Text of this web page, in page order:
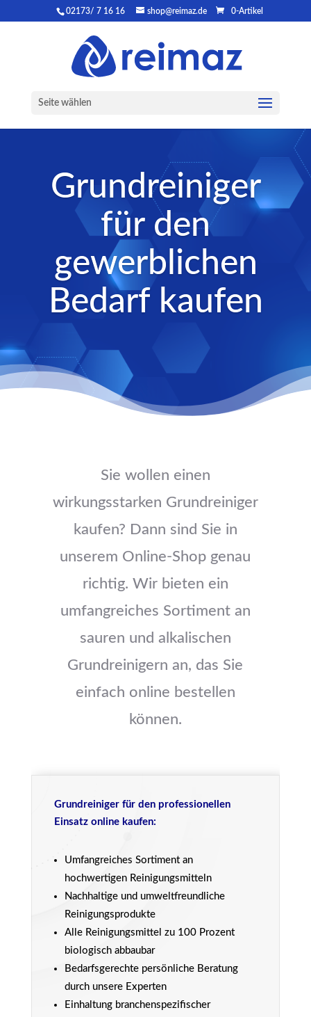
02173/ 7 16 16 shop@reimaz.de 0-Artikel
Seite wählen
Grundreiniger
für den
gewerblichen
Bedarf kaufen
Sie wollen einen
wirkungsstarken Grundreiniger
kaufen? Dann sind Sie in
unserem Online-Shop genau
richtig. Wir bieten ein
umfangreiches Sortiment an
sauren und alkalischen
Grundreinigern an, das Sie
einfach online bestellen
können.
Grundreiniger für den professionellen
Einsatz online kaufen:
Umfangreiches Sortiment an
hochwertigen Reinigungsmitteln
Nachhaltige und umweltfreundliche
Reinigungsprodukte
Alle Reinigungsmittel zu 100 Prozent
biologisch abbaubar
Bedarfsgerechte persönliche Beratung
durch unsere Experten
Einhaltung branchenspezifischer